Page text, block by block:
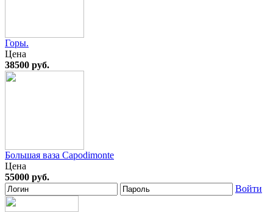
Горы.
Цена
38500 руб.
Большая ваза Capodimonte
Цена
55000 руб.
Войти